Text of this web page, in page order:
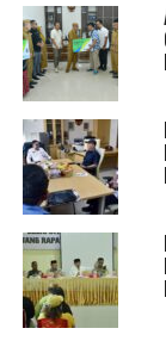
Dalam
menyampaikan
PUPR terhadap
terkaitalokasi
Bupati
“Kami sangat
nasional akibat
pembangunan
dipertahankan.
dukungan nyata
Bupati Saipul.